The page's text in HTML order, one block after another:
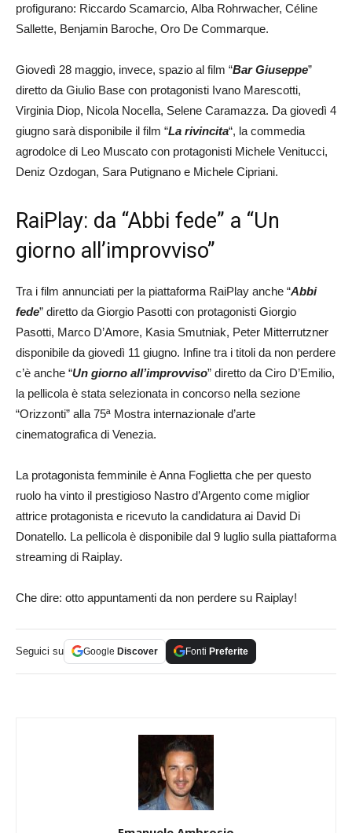
profigurano: Riccardo Scamarcio, Alba Rohrwacher, Céline
Sallette, Benjamin Baroche, Oro De Commarque.
Giovedì 28 maggio, invece, spazio al film “Bar Giuseppe”
diretto da Giulio Base con protagonisti Ivano Marescotti,
Virginia Diop, Nicola Nocella, Selene Caramazza. Da giovedì 4
giugno sarà disponibile il film “La rivincita“, la commedia
agrodolce di Leo Muscato con protagonisti Michele Venitucci,
Deniz Ozdogan, Sara Putignano e Michele Cipriani.
RaiPlay: da “Abbi fede” a “Un
giorno all’improvviso”
Tra i film annunciati per la piattaforma RaiPlay anche “Abbi
fede” diretto da Giorgio Pasotti con protagonisti Giorgio
Pasotti, Marco D’Amore, Kasia Smutniak, Peter Mitterrutzner
disponibile da giovedì 11 giugno. Infine tra i titoli da non perdere
c’è anche “Un giorno all’improvviso” diretto da Ciro D’Emilio,
la pellicola è stata selezionata in concorso nella sezione
“Orizzonti” alla 75ª Mostra internazionale d’arte
cinematografica di Venezia.
La protagonista femminile è Anna Foglietta che per questo
ruolo ha vinto il prestigioso Nastro d’Argento come miglior
attrice protagonista e ricevuto la candidatura ai David Di
Donatello. La pellicola è disponibile dal 9 luglio sulla piattaforma
streaming di Raiplay.
Che dire: otto appuntamenti da non perdere su Raiplay!
Seguici su Google Discover Fonti Preferite